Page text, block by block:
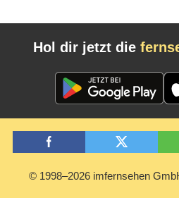
Hol dir jetzt die
© 1998–2026 imfernsehen